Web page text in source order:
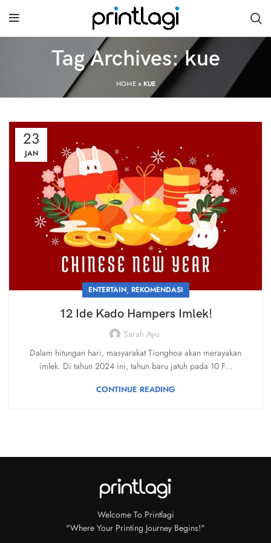
Tag Archives: kue
HOME»KUE
23
JAN
ENTERTAIN, REKOMENDASI
12 Ide Kado Hampers Imlek!
Sarah Ayu
Dalam hitungan hari, masyarakat Tionghoa akan merayakan
imlek. Di tahun 2024 ini, tahun baru jatuh pada 10 F...
CONTINUE READING
Welcome To Printlagi
"Where Your Printing Journey Begins!"